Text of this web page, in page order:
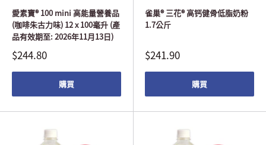
愛素寶® 100 mini 高能量營養品
(咖啡朱古力味) 12 x 100毫升 (產
品有效期至: 2026年11月13日)
$244.80
購買
雀巢® 三花® 高钙健骨低脂奶粉
1.7公斤
$241.90
購買